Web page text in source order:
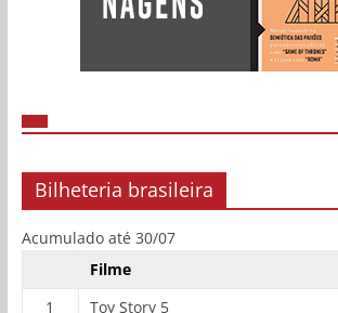
Bilheteria brasileira
Acumulado até 30/07
Filme
1
Toy Story 5